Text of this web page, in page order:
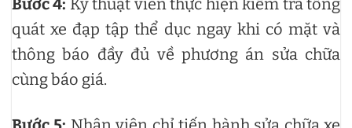
Bước 4: Kỹ thuật viên thực hiện kiểm tra tổng
quát xe đạp tập thể dục ngay khi có mặt và
thông báo đầy đủ về phương án sửa chữa
cùng báo giá.